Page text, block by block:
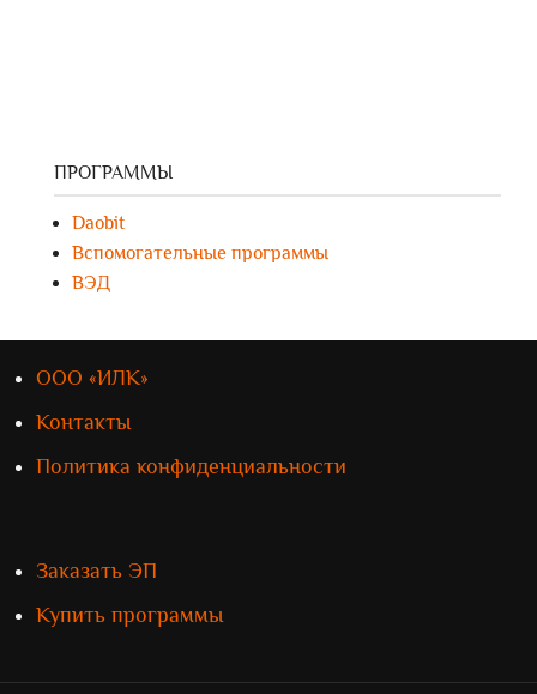
ПРОГРАММЫ
Daobit
Вспомогательные программы
ВЭД
ООО «ИЛК»
Контакты
Политика конфиденциальности
Заказать ЭП
Купить программы